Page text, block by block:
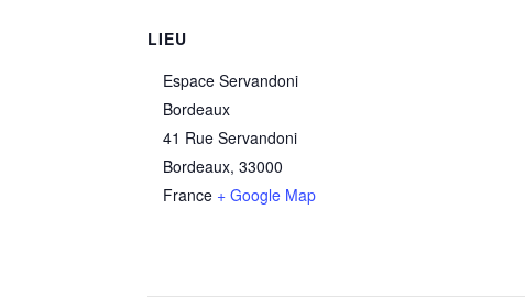
LIEU
Espace Servandoni
Bordeaux
41 Rue Servandoni
Bordeaux, 33000
France + Google Map